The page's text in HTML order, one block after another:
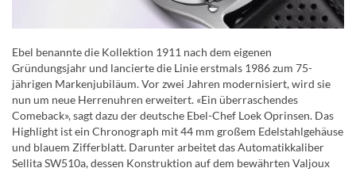
Ebel benannte die Kollektion 1911 nach dem eigenen
Gründungsjahr und lancierte die Linie erstmals 1986 zum 75-
jährigen Markenjubiläum. Vor zwei Jahren modernisiert, wird sie
nun um neue Herrenuhren erweitert. «Ein überraschendes
Comeback», sagt dazu der deutsche Ebel-Chef Loek Oprinsen. Das
Highlight ist ein Chronograph mit 44 mm großem Edelstahlgehäuse
und blauem Zifferblatt. Darunter arbeitet das Automatikkaliber
Sellita SW510a, dessen Konstruktion auf dem bewährten Valjoux